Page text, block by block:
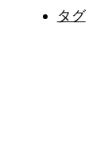
タグ